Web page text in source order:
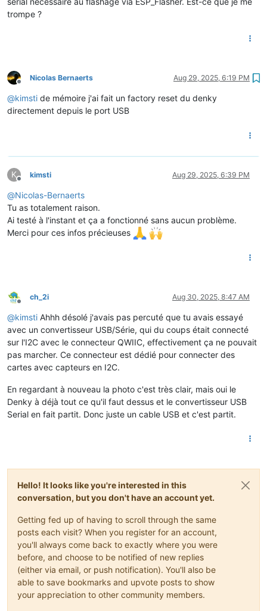
trompe ?
Offline
Nicolas Bernaerts Aug 29, 2025, 6:19 PM
@kimsti de mémoire j'ai fait un factory reset du denky
directement depuis le port USB
K
Offline
kimsti Aug 29, 2025, 6:39 PM
@Nicolas-Bernaerts
Tu as totalement raison.
Ai testé à l'instant et ça a fonctionné sans aucun problème.
Merci pour ces infos précieuses
Offline
ch_2i Aug 30, 2025, 8:47 AM
@kimsti Ahhh désolé j'avais pas percuté que tu avais essayé
avec un convertisseur USB/Série, qui du coups était connecté
sur l'I2C avec le connecteur QWIIC, effectivement ça ne pouvait
pas marcher. Ce connecteur est dédié pour connecter des
cartes avec capteurs en I2C.
En regardant à nouveau la photo c'est très clair, mais oui le
Denky à déjà tout ce qu'il faut dessus et le convertisseur USB
Serial en fait partit. Donc juste un cable USB et c'est partit.
Hello! It looks like you're interested in this
conversation, but you don't have an account yet.
Getting fed up of having to scroll through the same
posts each visit? When you register for an account,
you'll always come back to exactly where you were
before, and choose to be notified of new replies
(either via email, or push notification). You'll also be
able to save bookmarks and upvote posts to show
your appreciation to other community members.